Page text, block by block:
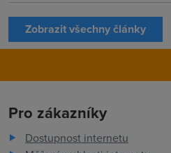
Zobrazit všechny články
Pro zákazníky
Dostupnost internetu